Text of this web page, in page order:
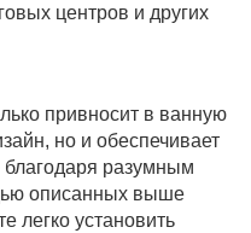
центров и других
привносит в ванную
но и обеспечивает
благодаря разумным
описанных выше
легко установить